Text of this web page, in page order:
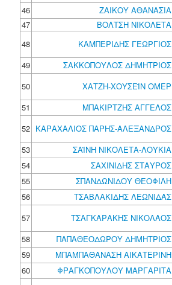
46
ΖΑΙΚΟΥ ΑΘΑΝΑΣΙΑ
47
ΒΟΛΤΣΗ ΝΙΚΟΛΕΤΑ
48
ΚΑΜΠΕΡΙΔΗΣ ΓΕΩΡΓΙΟΣ
49
ΣΑΚΚΟΠΟΥΛΟΣ ΔΗΜΗΤΡΙΟΣ
50
ΧΑΤΖΗ-ΧΟΥΣΕΪΝ ΟΜΕΡ
51
ΜΠΑΚΙΡΤΖΗΣ ΑΓΓΕΛΟΣ
52 ΚΑΡΑΧΑΛΙΟΣ ΠΑΡΗΣ-ΑΛΕΞΑΝΔΡΟΣ
53
ΣΑΪΝΗ ΝΙΚΟΛΕΤΑ-ΛΟΥΚΙΑ
54
ΣΑΧΙΝΙΔΗΣ ΣΤΑΥΡΟΣ
55
ΣΠΑΝΔΩΝΙΔΟΥ ΘΕΟΦΙΛΗ
56
ΤΣΑΒΛΑΚΙΔΗΣ ΛΕΩΝΙΔΑΣ
57
ΤΣΑΓΚΑΡΑΚΗΣ ΝΙΚΟΛΑΟΣ
58
ΠΑΠΑΘΕΟΔΩΡΟΥ ΔΗΜΗΤΡΙΟΣ
59
ΜΠΑΜΠΑΘΑΝΑΣΗ ΑΙΚΑΤΕΡΙΝΗ
60
ΦΡΑΓΚΟΠΟΥΛΟΥ ΜΑΡΓΑΡΙΤΑ